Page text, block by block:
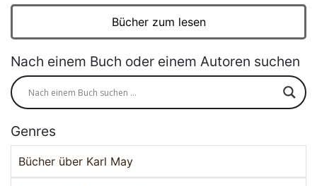
Bücher zum lesen
Nach einem Buch oder einem Autoren suchen
Genres
Bücher über Karl May